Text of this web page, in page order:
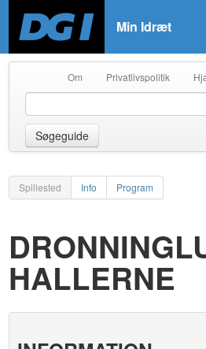
Min Idræt
Om Privatlivspolitik
Søgeguide
Spillested Info Program
HALLERNE